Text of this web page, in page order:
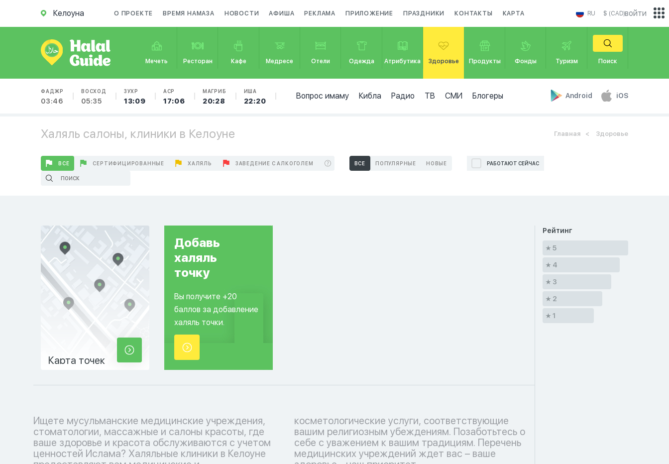
Келоуна О ПРОЕКТЕ ВРЕМЯ НАМАЗА НОВОСТИ АФИША РЕКЛАМА ПРИЛОЖЕНИЕ ПРАЗДНИКИ КОНТАКТЫ КАРТА RU $ (CAD)
Мечеть Ресторан Кафе Медресе Отели Одежда Атрибутика Здоровье Продукты Фонды Туризм Поиск
ФАДЖР
03:46
ВОСХОД
05:35
ЗУХР
13:09
АСР
17:06
МАГРИБ
20:28
ИША
22:20
Вопрос имаму Кибла Радио ТВ СМИ Блогеры Android iOS
войти
Халяль салоны, клиники в Келоуне Главная Здоровье
ВСЕ СЕРТИФИЦИРОВАННЫЕ ХАЛЯЛЬ ЗАВЕДЕНИЕ С АЛКОГОЛЕМ ВСЕ ПОПУЛЯРНЫЕ НОВЫЕ РАБОТАЮТ СЕЙЧАС
Карта точек
Добавь
халяль
точку
Вы получите +20
баллов за добавление
халяль точки.
Ищете мусульманские медицинские учреждения,
стоматологии, массажные и салоны красоты, где
ваше здоровье и красота обслуживаются с учетом
ценностей Ислама? Халяльные клиники в Келоуне
косметологические услуги, соответствующие
вашим религиозным убеждениям. Позаботьтесь о
себе с уважением к вашим традициям. Перечень
медицинских учреждений ждет вас – ваше
Рейтинг
5
4
3
2
1